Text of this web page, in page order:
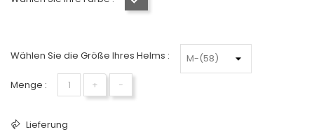
Wählen Sie die Größe Ihres Helms :
Menge : + −
Lieferung